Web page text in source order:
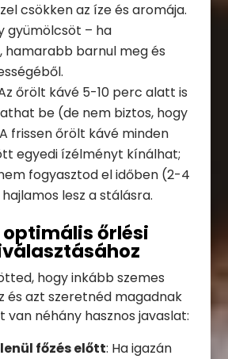
csökken az íze és aromája.
gyümölcsöt – ha
hamarabb barnul meg és
őrölt kávé 5-10 perc alatt is
be (de nem biztos, hogy
frissen őrölt kávé minden
egyedi ízélményt kínálhat;
fogyasztod el időben (2-4
lesz a stálásra.
optimális őrlési
hogy inkább szemes
és azt szeretnéd magadnak
van néhány hasznos javaslat:
főzés előtt: Ha igazán